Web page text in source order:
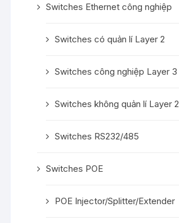
Switches Ethernet công nghiệp
Switches có quản lí Layer 2
Switches công nghiệp Layer 3
Switches không quản lí Layer 2
Switches RS232/485
Switches POE
POE Injector/Splitter/Extender